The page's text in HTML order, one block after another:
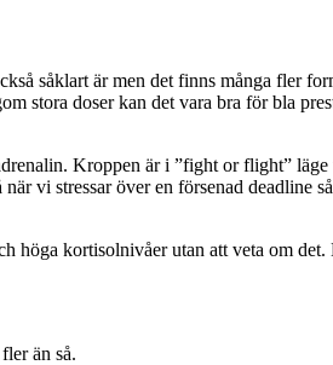
såklart är men det finns många fler
stora doser kan det vara bra för bla
Kroppen är i ”fight or flight”
vi stressar över en försenad deadline
höga kortisolnivåer utan att veta om
än så.